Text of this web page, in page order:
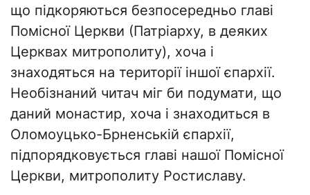
що підкоряються безпосередньо главі
Помісної Церкви (Патріарху, в деяких
Церквах митрополиту), хоча і
знаходяться на території іншої єпархії.
Необізнаний читач міг би подумати, що
даний монастир, хоча і знаходиться в
Оломоуцько-Брненській єпархії,
підпорядковується главі нашої Помісної
Церкви, митрополиту Ростиславу.